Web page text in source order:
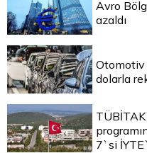
Avro
azaldı
Otomotiv
dolarla
7`si